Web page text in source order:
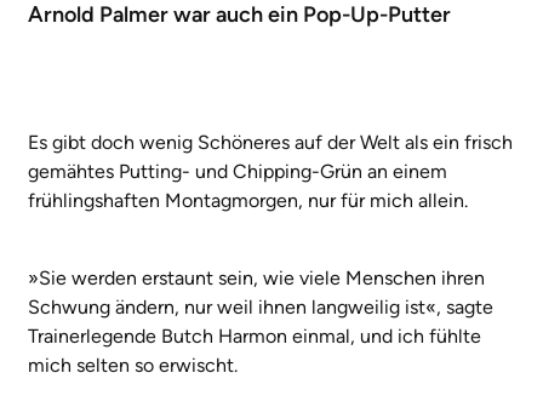
Arnold Palmer war auch ein Pop-Up-Putter
Es gibt doch wenig Schöneres auf der Welt als ein frisch
gemähtes Putting- und Chipping-Grün an einem
frühlingshaften Montagmorgen, nur für mich allein.
»Sie werden erstaunt sein, wie viele Menschen ihren
Schwung ändern, nur weil ihnen langweilig ist«, sagte
Trainerlegende Butch Harmon einmal, und ich fühlte
mich selten so erwischt.